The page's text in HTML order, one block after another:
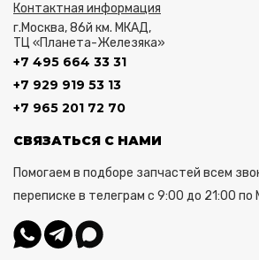
Контактная информация
г.Москва, 86й км. МКАД,
ТЦ «Планета-Железяка»
+7 495 664 33 31
+7 929 919 53 13
+7 965 201 72 70
СВЯЗАТЬСЯ С НАМИ
Помогаем в подборе запчастей всем
переписке в телеграм с 9:00 до 21:00 по